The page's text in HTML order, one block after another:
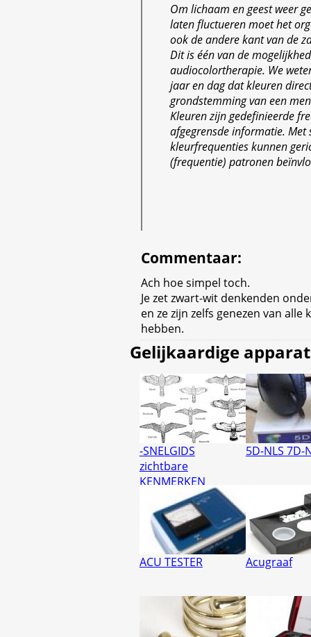
Om lichaam en geest weer
laten fluctueren moet het
ook de andere kant van de
Dit is één van de
audiocolortherapie. We
jaar en dag dat kleuren
grondstemming van een
Kleuren zijn gedefinieerde
afgegrensde informatie. Met
kleurfrequenties kunnen
(frequentie) patronen
Commentaar:
Ach hoe simpel toch.
Je zet zwart-wit denkenden
en ze zijn zelfs genezen van alle
hebben.
Gelijkaardige
-SNELGIDS
zichtbare
KENMERKEN
5D-NLS 7D-
ACU TESTER Acugraaf